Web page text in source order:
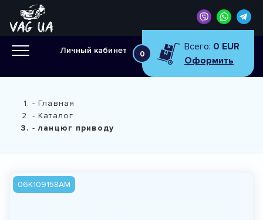
Личный кабинет 0
Всего: 0 EUR
Оформить
Главная
Каталог
ланцюг приводу
06K109158AM